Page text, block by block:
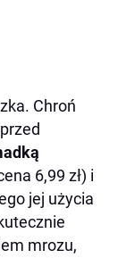
Chroń
6,99 zł) i
jej użycia
mrozu,